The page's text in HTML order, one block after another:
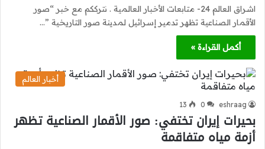
اشراق العالم 24- متابعات الأخبار العالمية . نترككم مع خبر “صور
الأقمار الصناعية تظهر تدمير إسرائيل لمدينة صور التاريخية ”…
أكمل القراءة »
أخبار العالم
eshraag
0
13
بحيرات إيران تختفي: صور الأقمار الصناعية تظهر
أزمة مياه متفاقمة